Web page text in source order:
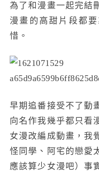
為了和漫畫一起完結
漫畫的高甜片段都
惜。
早期追番接受不了動
向名作我幾乎都只看
女漫改編成動畫，我
怪同學、阿宅的戀愛
應該算少女漫吧）事